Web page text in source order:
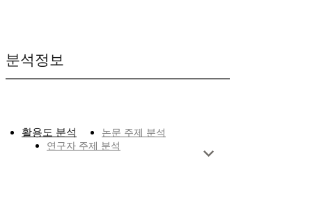
분석정보
활용도 분석
논문 주제 분석
연구자 주제 분석